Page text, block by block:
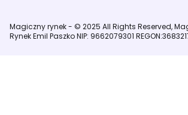
Magiczny rynek - © 2025 All Rights Reserved,
Rynek Emil Paszko NIP: 9662079301